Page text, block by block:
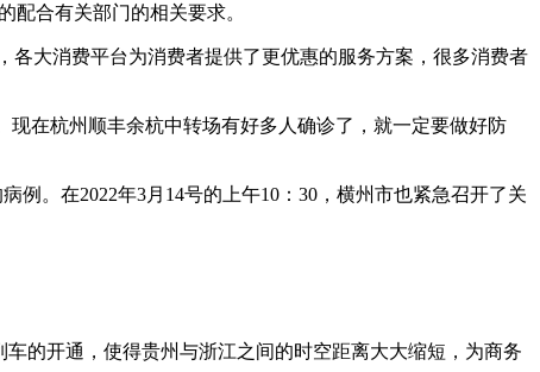
配合有关部门的相关要求。
各大消费平台为消费者提供了更优惠的服务方案，很多消费者
在杭州顺丰余杭中转场有好多人确诊了，就一定要做好防
例。在2022年3月14号的上午10：30，横州市也紧急召开了关
的开通，使得贵州与浙江之间的时空距离大大缩短，为商务